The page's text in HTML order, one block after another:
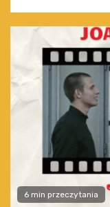
6 min przeczytania